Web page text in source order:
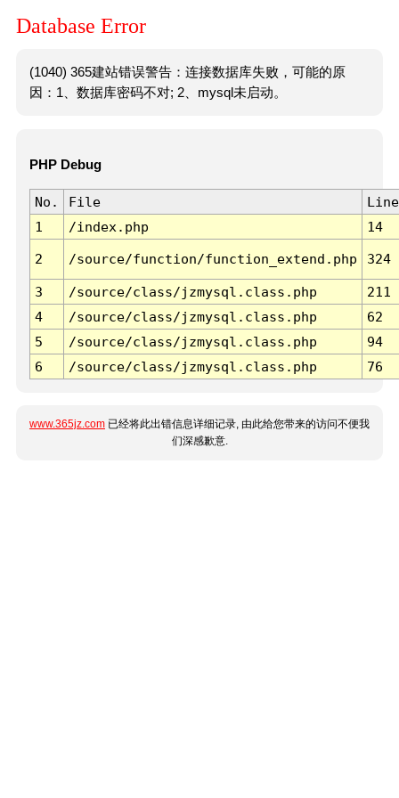
Database Error
(1040) 365建站错误警告：连接数据库失败，可能的原
因：1、数据库密码不对; 2、mysql未启动。
PHP Debug
No. File
Line
1
/index.php 14
2 /source/function/function_extend.php 324
3 /source/class/jzmysql.class.php
211
4
/source/class/jzmysql.class.php
62
5
/source/class/jzmysql.class.php
94
6
/source/class/jzmysql.class.php 76
www.365jz.com 已经将此出错信息详细记录, 由此给您带来的访问不便我
们深感歉意.